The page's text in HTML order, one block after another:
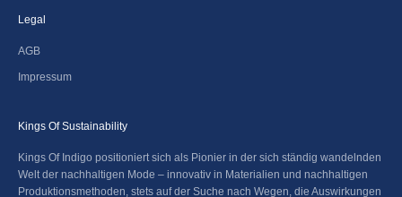
Legal
AGB
Impressum
Kings Of Sustainability
Kings Of Indigo positioniert sich als Pionier in der sich ständig wandelnden
Welt der nachhaltigen Mode – innovativ in Materialien und nachhaltigen
Produktionsmethoden, stets auf der Suche nach Wegen, die Auswirkungen